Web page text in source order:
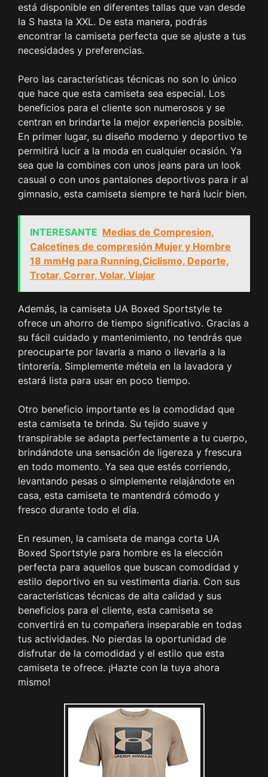
está disponible en diferentes tallas que van desde
la S hasta la XXL. De esta manera, podrás
encontrar la camiseta perfecta que se ajuste a tus
necesidades y preferencias.
Pero las características técnicas no son lo único
que hace que esta camiseta sea especial. Los
beneficios para el cliente son numerosos y se
centran en brindarte la mejor experiencia posible.
En primer lugar, su diseño moderno y deportivo te
permitirá lucir a la moda en cualquier ocasión. Ya
sea que la combines con unos jeans para un look
casual o con unos pantalones deportivos para ir al
gimnasio, esta camiseta siempre te hará lucir bien.
INTERESANTE Medias de Compresion,
Calcetines de compresión Mujer y Hombre
18 mmHg para Running,Ciclismo, Deporte,
Trotar, Correr, Volar, Viajar
Además, la camiseta UA Boxed Sportstyle te
ofrece un ahorro de tiempo significativo. Gracias a
su fácil cuidado y mantenimiento, no tendrás que
preocuparte por lavarla a mano o llevarla a la
tintorería. Simplemente métela en la lavadora y
estará lista para usar en poco tiempo.
Otro beneficio importante es la comodidad que
esta camiseta te brinda. Su tejido suave y
transpirable se adapta perfectamente a tu cuerpo,
brindándote una sensación de ligereza y frescura
en todo momento. Ya sea que estés corriendo,
levantando pesas o simplemente relajándote en
casa, esta camiseta te mantendrá cómodo y
fresco durante todo el día.
En resumen, la camiseta de manga corta UA
Boxed Sportstyle para hombre es la elección
perfecta para aquellos que buscan comodidad y
estilo deportivo en su vestimenta diaria. Con sus
características técnicas de alta calidad y sus
beneficios para el cliente, esta camiseta se
convertirá en tu compañera inseparable en todas
tus actividades. No pierdas la oportunidad de
disfrutar de la comodidad y el estilo que esta
camiseta te ofrece. ¡Hazte con la tuya ahora
mismo!